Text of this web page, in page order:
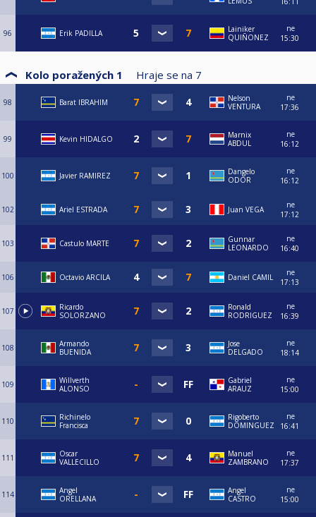
96 Erik PADILLA
Lainiker
QUIÑONEZ
ne
15:30
Kolo poražených 1 Hraje se na 7
98 Barat IBRAHIM
Nelson
VENTURA
ne
17:36
99 Kevin HIDALGO
Marnix
ABDUL
ne
16:12
100 Javier RAMIREZ
Dangelo
ODOR
ne
16:12
102 Ariel ESTRADA Juan VEGA
ne
17:12
103 Castulo MARTE
Gunnar
LEONARDO
ne
16:40
106 Octavio ARCILA Daniel CAMIL
ne
17:13
107
Ricardo
SOLORZANO
Ronald
RODRIGUEZ
ne
16:39
108
Armando
BUENIDA
Jose
DELGADO
ne
18:14
109
Willverth
ALONSO
Gabriel
ARAUZ
ne
15:00
110
Richinelo
Francisca
Rigoberto
DOMINGUEZ
ne
16:41
111
Oscar
VALLECILLO
Manuel
ZAMBRANO
ne
17:37
114
Angel
ORELLANA
Angel
CASTRO
ne
15:00